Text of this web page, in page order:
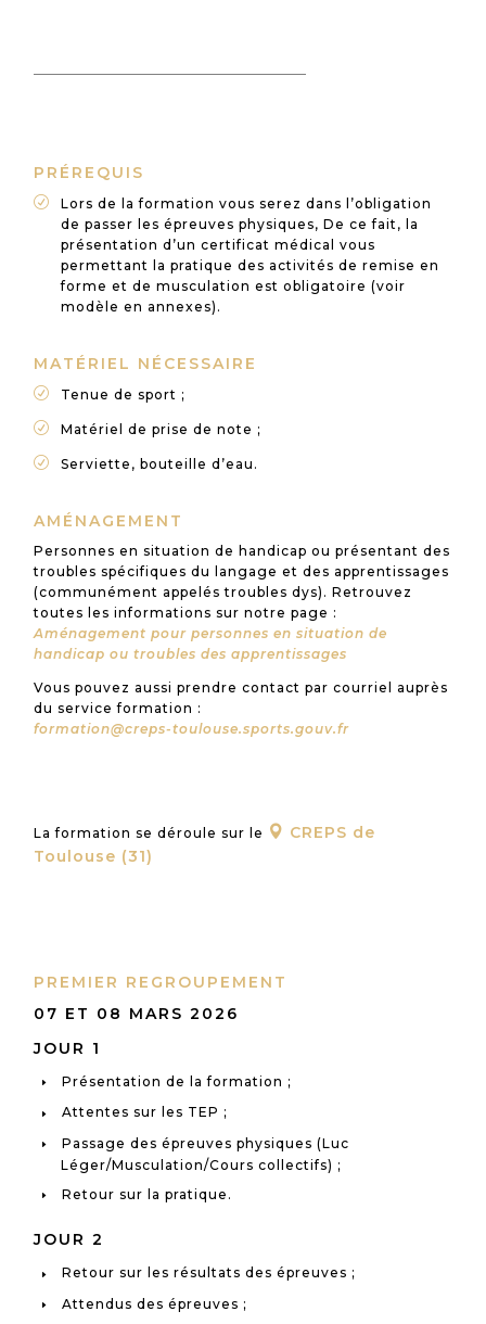
PRÉREQUIS
R
Lors de la formation vous serez dans l’obligation
de passer les épreuves physiques, De ce fait, la
présentation d’un certificat médical vous
permettant la pratique des activités de remise en
forme et de musculation est obligatoire (voir
modèle en annexes).
MATÉRIEL NÉCESSAIRE
R Tenue de sport ;
R Matériel de prise de note ;
R Serviette, bouteille d’eau.
AMÉNAGEMENT
Personnes en situation de handicap ou présentant des
troubles spécifiques du langage et des apprentissages
(communément appelés troubles dys). Retrouvez
toutes les informations sur notre page :
Aménagement pour personnes en situation de
handicap ou troubles des apprentissages
Vous pouvez aussi prendre contact par courriel auprès
du service formation :
formation@creps-toulouse.sports.gouv.fr
La formation se déroule sur le  CREPS de
Toulouse (31)
PREMIER REGROUPEMENT
07 ET 08 MARS 2026
JOUR 1
Présentation de la formation ;
Attentes sur les TEP ;
Passage des épreuves physiques (Luc
Léger/Musculation/Cours collectifs) ;
Retour sur la pratique.
JOUR 2
Retour sur les résultats des épreuves ;
Attendus des épreuves ;